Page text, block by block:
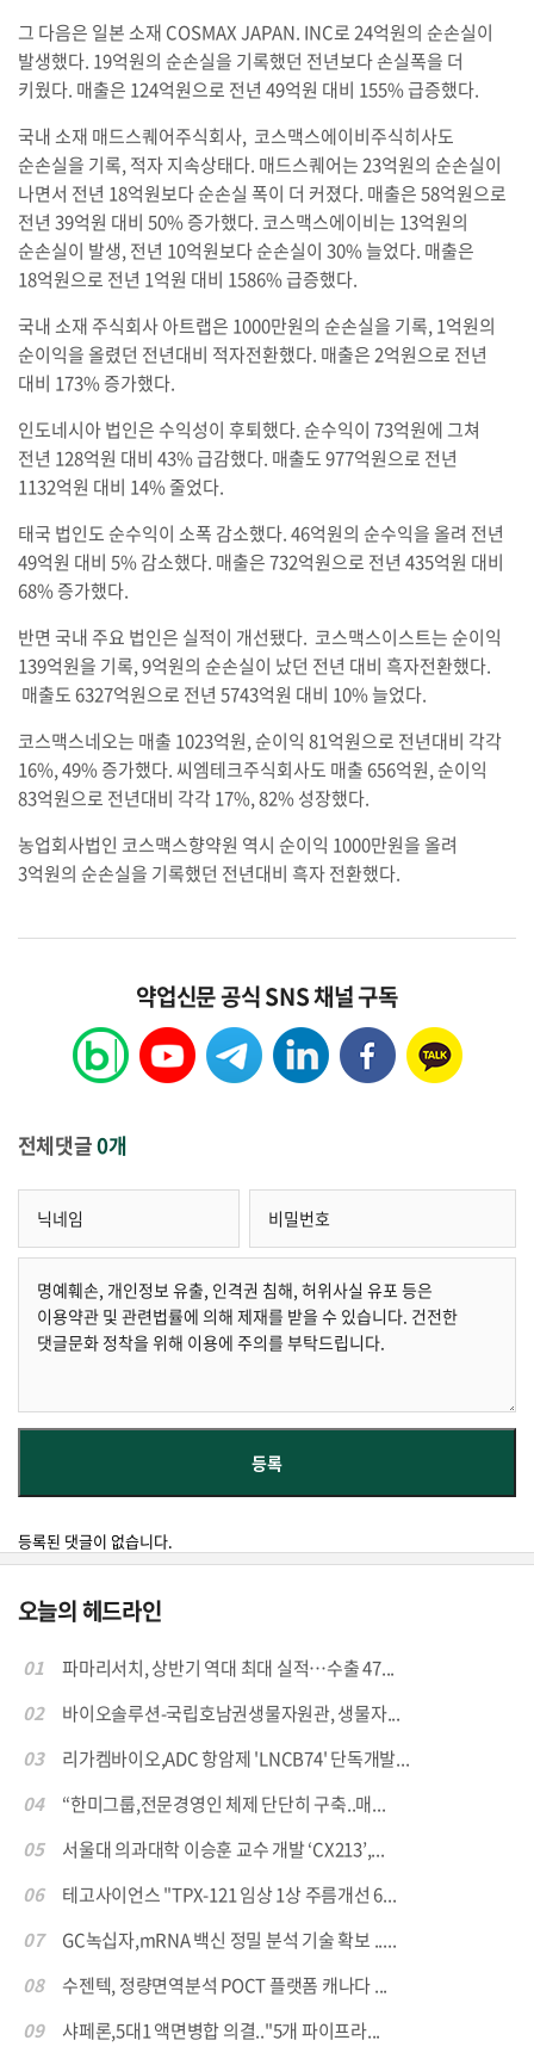
그 다음은 일본 소재 COSMAX JAPAN. INC로 24억원의 순손실이
발생했다. 19억원의 순손실을 기록했던 전년보다 손실폭을 더
키웠다. 매출은 124억원으로 전년 49억원 대비 155% 급증했다.
국내 소재 매드스퀘어주식회사, 코스맥스에이비주식히사도
순손실을 기록, 적자 지속상태다. 매드스퀘어는 23억원의 순손실이
나면서 전년 18억원보다 순손실 폭이 더 커졌다. 매출은 58억원으로
전년 39억원 대비 50% 증가했다. 코스맥스에이비는 13억원의
순손실이 발생, 전년 10억원보다 순손실이 30% 늘었다. 매출은
18억원으로 전년 1억원 대비 1586% 급증했다.
국내 소재 주식회사 아트랩은 1000만원의 순손실을 기록, 1억원의
순이익을 올렸던 전년대비 적자전환했다. 매출은 2억원으로 전년
대비 173% 증가했다.
인도네시아 법인은 수익성이 후퇴했다. 순수익이 73억원에 그쳐
전년 128억원 대비 43% 급감했다. 매출도 977억원으로 전년
1132억원 대비 14% 줄었다.
태국 법인도 순수익이 소폭 감소했다. 46억원의 순수익을 올려 전년
49억원 대비 5% 감소했다. 매출은 732억원으로 전년 435억원 대비
68% 증가했다.
반면 국내 주요 법인은 실적이 개선됐다. 코스맥스이스트는 순이익
139억원을 기록, 9억원의 순손실이 났던 전년 대비 흑자전환했다.
매출도 6327억원으로 전년 5743억원 대비 10% 늘었다.
코스맥스네오는 매출 1023억원, 순이익 81억원으로 전년대비 각각
16%, 49% 증가했다. 씨엠테크주식회사도 매출 656억원, 순이익
83억원으로 전년대비 각각 17%, 82% 성장했다.
농업회사법인 코스맥스향약원 역시 순이익 1000만원을 올려
3억원의 순손실을 기록했던 전년대비 흑자 전환했다.
약업신문 공식 SNS 채널 구독
전체댓글0개
등록된 댓글이 없습니다.
오늘의 헤드라인
01
파마리서치, 상반기 역대 최대 실적…수출 47...
02
바이오솔루션-국립호남권생물자원관, 생물자...
03
리가켐바이오,ADC 항암제 'LNCB74' 단독개발...
04
“한미그룹,전문경영인 체제 단단히 구축..매...
05
서울대 의과대학 이승훈 교수 개발 ‘CX213’,...
06
테고사이언스 "TPX-121 임상 1상 주름개선 6...
07
GC녹십자,mRNA 백신 정밀 분석 기술 확보 .....
08
수젠텍, 정량면역분석 POCT 플랫폼 캐나다 ...
09
샤페론,5대1 액면병합 의결.."5개 파이프라...